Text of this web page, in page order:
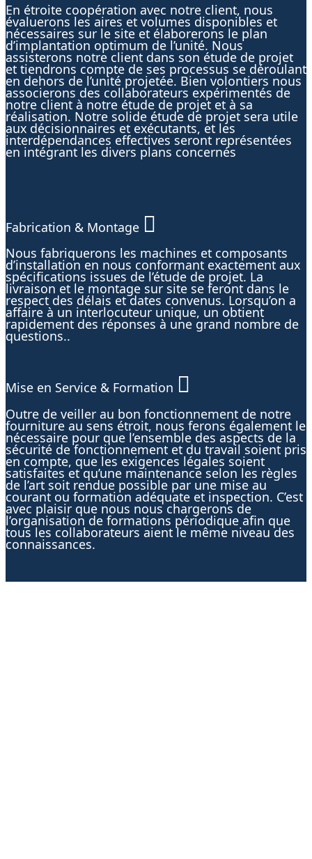
En étroite coopération avec notre client, nous
évaluerons les aires et volumes disponibles et
nécessaires sur le site et élaborerons le plan
d’implantation optimum de l’unité. Nous
assisterons notre client dans son étude de projet
et tiendrons compte de ses processus se déroulant
en dehors de l’unité projetée. Bien volontiers nous
associerons des collaborateurs expérimentés de
notre client à notre étude de projet et à sa
réalisation. Notre solide étude de projet sera utile
aux décisionnaires et exécutants, et les
interdépendances effectives seront représentées
en intégrant les divers plans concernés
Fabrication & Montage
Nous fabriquerons les machines et composants
d’installation en nous conformant exactement aux
spécifications issues de l’étude de projet. La
livraison et le montage sur site se feront dans le
respect des délais et dates convenus. Lorsqu’on a
affaire à un interlocuteur unique, un obtient
rapidement des réponses à une grand nombre de
questions..
Mise en Service & Formation
Outre de veiller au bon fonctionnement de notre
fourniture au sens étroit, nous ferons également le
nécessaire pour que l’ensemble des aspects de la
sécurité de fonctionnement et du travail soient pris
en compte, que les exigences légales soient
satisfaites et qu’une maintenance selon les règles
de l’art soit rendue possible par une mise au
courant ou formation adéquate et inspection. C’est
avec plaisir que nous nous chargerons de
l’organisation de formations périodique afin que
tous les collaborateurs aient le même niveau des
connaissances.